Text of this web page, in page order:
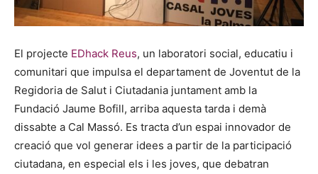
El projecte EDhack Reus, un laboratori social, educatiu i
comunitari que impulsa el departament de Joventut de la
Regidoria de Salut i Ciutadania juntament amb la
Fundació Jaume Bofill, arriba aquesta tarda i demà
dissabte a Cal Massó. Es tracta d’un espai innovador de
creació que vol generar idees a partir de la participació
ciutadana, en especial els i les joves, que debatran